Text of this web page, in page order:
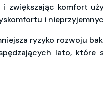
zwiększając komfort
i
ryzyko rozwoju
lato,